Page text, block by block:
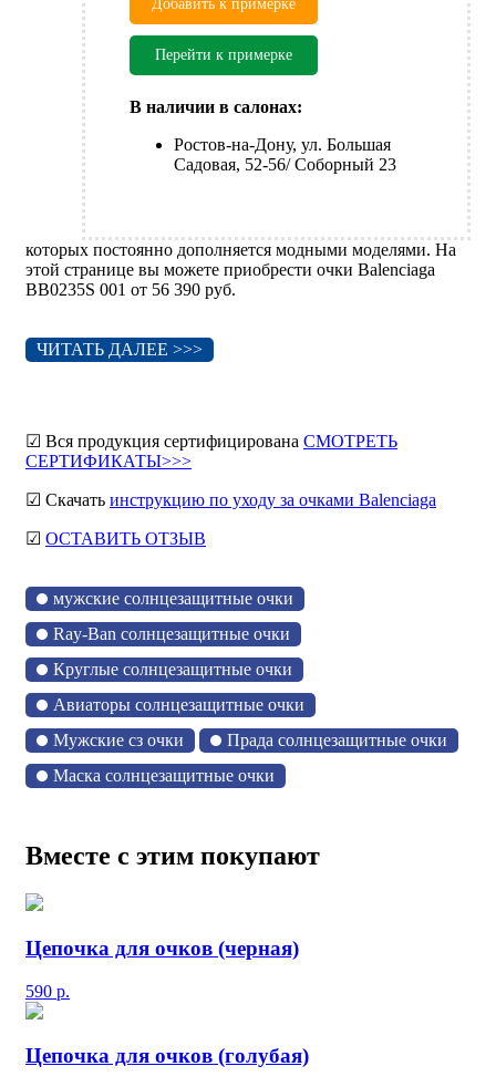
Добавить к примерке
Перейти к примерке
В наличии в салонах:
Ростов-на-Дону, ул. Большая
Садовая, 52-56/ Соборный 23
которых постоянно дополняется модными моделями. На
этой странице вы можете приобрести очки Balenciaga
BB0235S 001 от 56 390 руб.
ЧИТАТЬ ДАЛЕЕ >>>
☑ Вся продукция сертифицирована СМОТРЕТЬ
СЕРТИФИКАТЫ>>>
☑ Скачать инструкцию по уходу за очками Balenciaga
☑ ОСТАВИТЬ ОТЗЫВ
мужские солнцезащитные очки
Ray-Ban солнцезащитные очки
Круглые солнцезащитные очки
Авиаторы солнцезащитные очки
Мужские сз очки
Прада солнцезащитные очки
Маска солнцезащитные очки
Вместе с этим покупают
Цепочка для очков (черная)
590 р.
Цепочка для очков (голубая)